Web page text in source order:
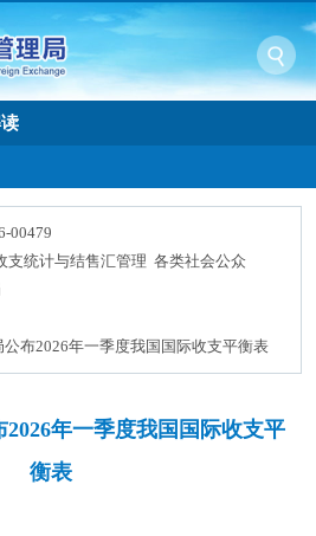
00479
支统计与结售汇管理 各类社会公众
公布2026年一季度我国国际收支平衡表
2026年一季度我国国际收支平
衡表